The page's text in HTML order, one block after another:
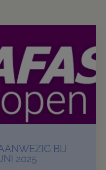
BIJ
2025